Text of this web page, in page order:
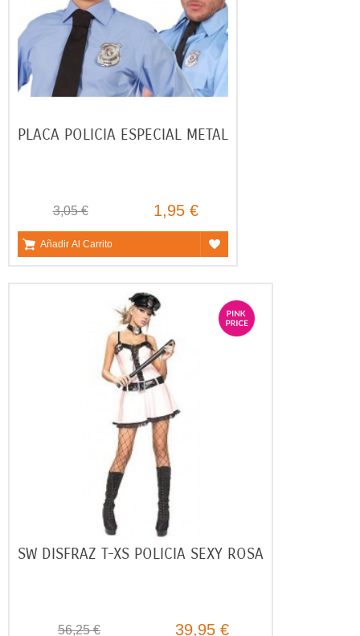
PLACA POLICIA ESPECIAL METAL
3,05 € 1,95 €
Añadir Al Carrito
SW DISFRAZ T-XS POLICIA SEXY ROSA
56,25 € 39,95 €